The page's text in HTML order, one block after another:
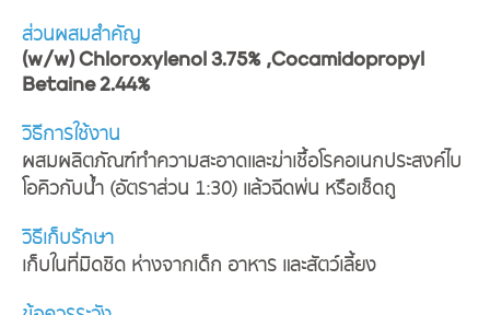
ส่วนผสมสำคัญ
(w/w) Chloroxylenol 3.75% ,Cocamidopropyl
Betaine 2.44%
วิธีการใช้งาน
ผสมผลิตภัณฑ์ทำความสะอาดและฆ่าเชื้อโรคอเนกประสงค์ไบ
โอคิวกับน้ำ (อัตราส่วน 1:30) แล้วฉีดพ่น หรือเช็ดถู
วิธีเก็บรักษา
เก็บในที่มิดชิด ห่างจากเด็ก อาหาร และสัตว์เลี้ยง